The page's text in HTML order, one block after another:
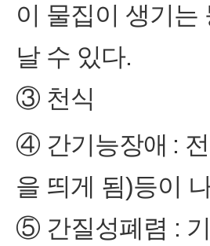
이 물집이 생기는
날 수 있다.
③ 천식
④ 간기능장애 :
을 띄게 됨)등이
⑤ 간질성폐렴 :